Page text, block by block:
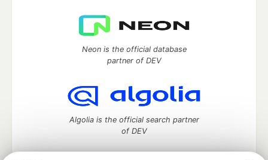
Neon is the official database
partner of DEV
Algolia is the official search partner
of DEV